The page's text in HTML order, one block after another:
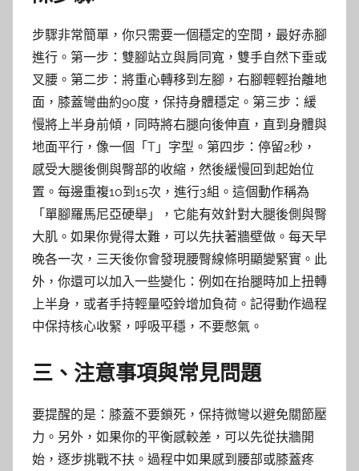
步驟非常簡單，你只需要一個穩定的空間，最好赤腳
進行。第一步：雙腳站立與肩同寬，雙手自然下垂或
叉腰。第二步：將重心轉移到左腳，右腳輕輕抬離地
面，膝蓋彎曲約90度，保持身體穩定。第三步：緩
慢將上半身前傾，同時將右腿向後伸直，直到身體與
地面平行，像一個「T」字型。第四步：停留2秒，
感受大腿後側與臀部的收縮，然後緩慢回到起始位
置。每邊重複10到15次，進行3組。這個動作稱為
「單腳羅馬尼亞硬舉」，它能有效針對大腿後側與臀
大肌。如果你覺得太難，可以先扶著牆壁做。每天早
晚各一次，三天後你會發現腰臀線條明顯變緊實。此
外，你還可以加入一些變化：例如在抬腿時加上扭轉
上半身，或者手持輕量啞鈴增加負荷。記得動作過程
中保持核心收緊，呼吸平穩，不要憋氣。
三、注意事項與常見問題
要提醒的是：膝蓋不要鎖死，保持微彎以避免關節壓
力。另外，如果你的平衡感較差，可以先從扶牆開
始，逐步挑戰不扶。過程中如果感到腰部或膝蓋疼